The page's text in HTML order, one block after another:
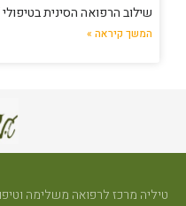
שילוב הרפואה הסינית בטיפולי IVF
המשך קיראה »
טיליה מרכז לרפואה משלימה